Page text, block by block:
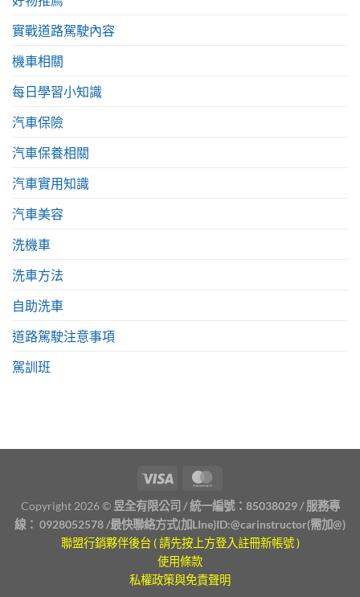
實戰道路駕駛內容
機車相關
每日學習小知識
汽車保險
汽車保養相關
汽車實用知識
汽車美容
洗機車
洗車方法
自助洗車
道路駕駛注意事項
駕訓班
Copyright 2026 © 昱全有限公司 / 統一編號：85038029 / 服務專
線： 0928052578/最快聯絡方式(加LIne)ID:@carinstructor(需加@)
聯盟行銷夥伴後台 ( 請先按上方登入註冊新帳號 )
使用條款
私權政策與免責聲明